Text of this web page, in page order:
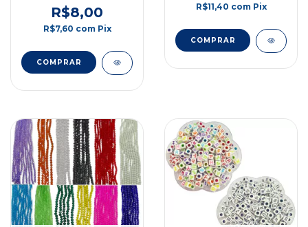
R$8,00
R$7,60 com Pix
COMPRAR
R$11,40 com Pix
COMPRAR